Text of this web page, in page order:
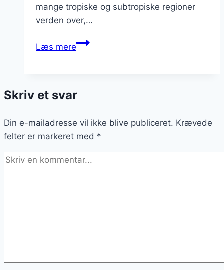
mange tropiske og subtropiske regioner
verden over,…
Læs merePassionsfrugt
snacks
Skriv et svar
Din e-mailadresse vil ikke blive publiceret. Krævede
felter er markeret med *